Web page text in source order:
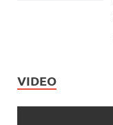
VIDEO